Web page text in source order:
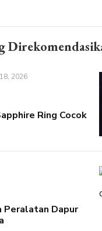
2026
Ring Cocok
Peralatan Dapur